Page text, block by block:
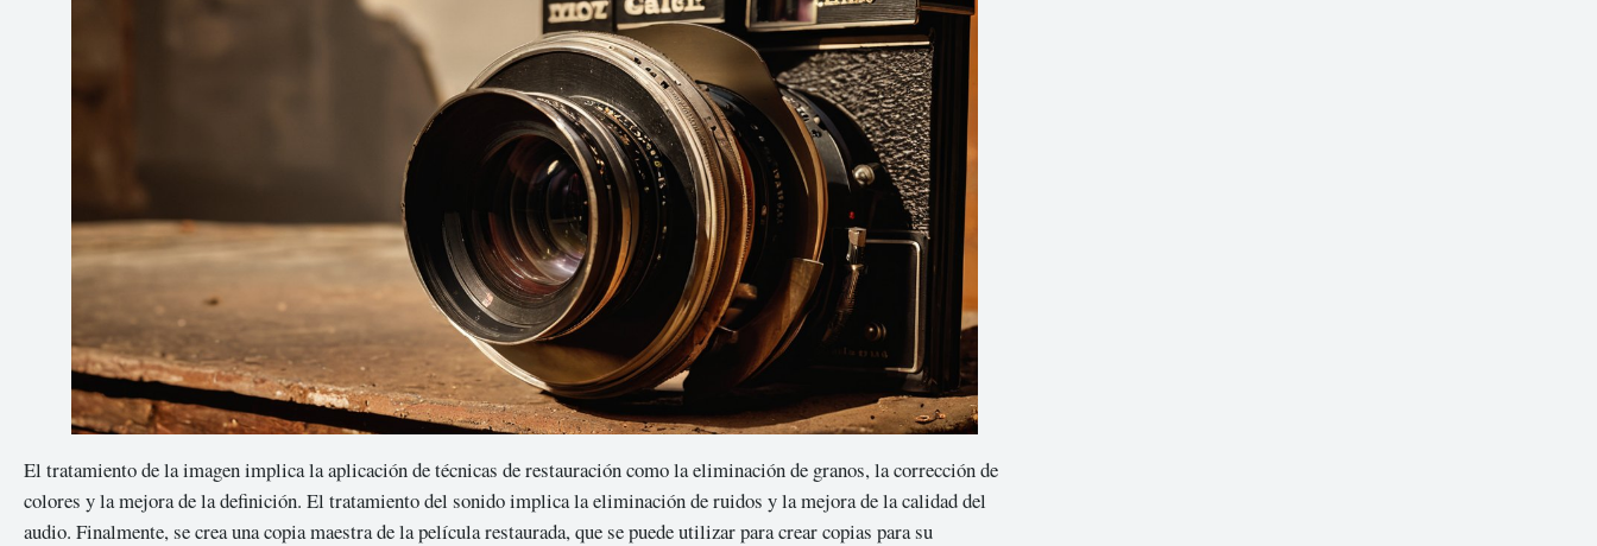
El tratamiento de la imagen implica la aplicación de técnicas de restauración como la eliminación de granos, la corrección de
colores y la mejora de la definición. El tratamiento del sonido implica la eliminación de ruidos y la mejora de la calidad del
audio. Finalmente, se crea una copia maestra de la película restaurada, que se puede utilizar para crear copias para su